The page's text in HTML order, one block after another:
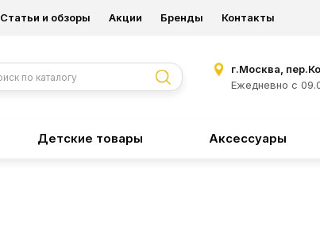
Статьи и обзоры Акции Бренды Контакты
г.Москва,
Ежедневно с
Детские товары Аксессуары